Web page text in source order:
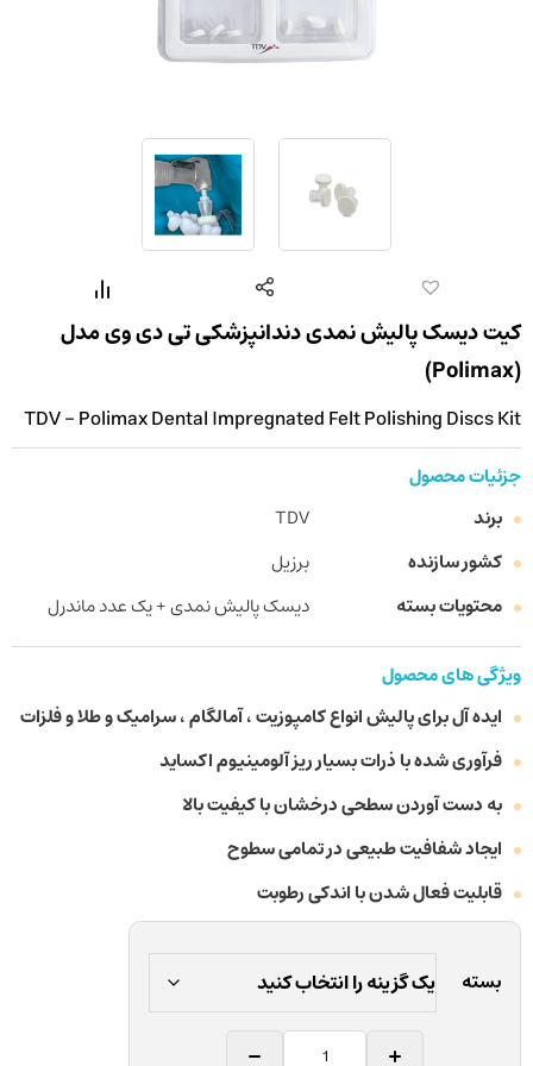
کیت دیسک پالیش نمدی دندانپزشکی تی دی وی مدل
(Polimax)
TDV - Polimax Dental Impregnated Felt Polishing Discs Kit
جزئیات محصول
برند
TDV
کشور سازنده
برزیل
محتویات بسته
دیسک پالیش نمدی + یک عدد ماندرل
ویژگی های محصول
ایده آل برای پالیش انواع کامپوزیت ، آمالگام ، سرامیک و طلا و فلزات
فرآوری شده با ذرات بسیار ریز آلومینیوم اکساید
به دست آوردن سطحی درخشان با کیفیت بالا
ایجاد شفافیت طبیعی در تمامی سطوح
قابلیت فعال شدن با اندکی رطوبت
بسته